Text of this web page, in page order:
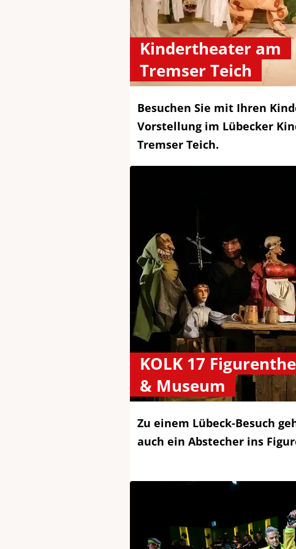
Kindertheater am
Tremser Teich
Besuchen Sie mit Ihren
Vorstellung im Lübecker
Tremser Teich.
KOLK 17
& Museum
Zu einem Lübeck-Besuch
auch ein Abstecher ins